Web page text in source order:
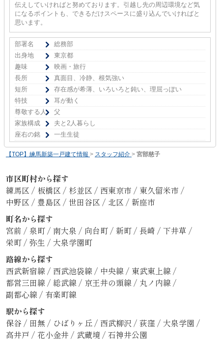
伝えしていければと努めております。引越し先の周辺環境など気
になるポイントも、できるだけスペースに盛り込んでいければと
思います。
部署名
総務部
出身地
東京都
趣味
映画・旅行
長所
真面目、冷静、根気強い
短所
存在感が希薄、いろいろと鈍い、理屈っぽい
特技
耳が動く
尊敬する人
父
家族構成
夫と2人暮らし
座右の銘
一生生徒
【TOP】練馬新築一戸建て情報 > スタッフ紹介 > 宮部慈子
市区町村から探す
練馬区 / 板橋区 / 杉並区 / 西東京市 / 東久留米市 /
中野区 / 豊島区 / 世田谷区 / 北区 / 新座市
町名から探す
宮前 / 泉町 / 南大泉 / 向台町 / 新町 / 長崎 / 下井草 /
栄町 / 弥生 / 大泉学園町
路線から探す
西武新宿線 / 西武池袋線 / 中央線 / 東武東上線 /
都営三田線 / 総武線 / 京王井の頭線 / 丸ノ内線 /
副都心線 / 有楽町線
駅から探す
保谷 / 田無 / ひばりヶ丘 / 西武柳沢 / 荻窪 / 大泉学園 /
高井戸 / 花小金井 / 武蔵境 / 石神井公園